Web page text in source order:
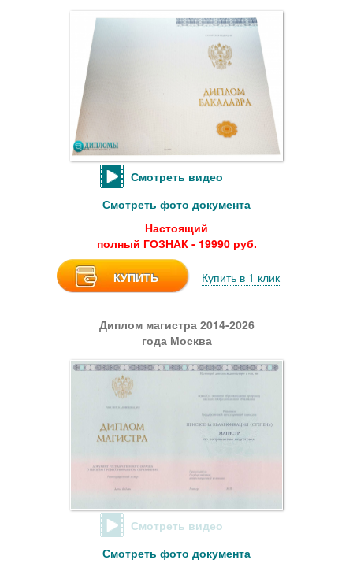
Смотреть видео
Смотреть фото документа
Настоящий
полный ГОЗНАК - 19990 руб.
КУПИТЬ Купить в 1 клик
Диплом магистра 2014-2026
года Москва
Смотреть видео
Смотреть фото документа